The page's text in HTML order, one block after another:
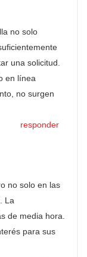
no solo
una solicitud.
en línea
no surgen
responder
no solo en las
La
de media hora.
para sus